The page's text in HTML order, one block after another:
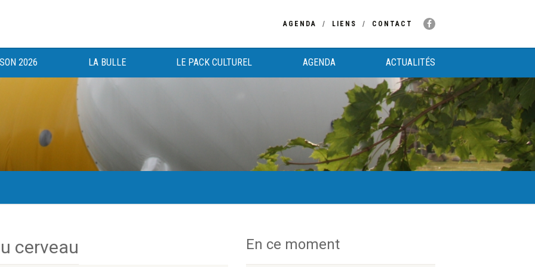
AGENDA LIENS CONTACT
2026 LA BULLE LE PACK CULTUREL AGENDA ACTUALITÉS
au bénéfice des haut-saônois depuis 1983.
cerveau En ce moment